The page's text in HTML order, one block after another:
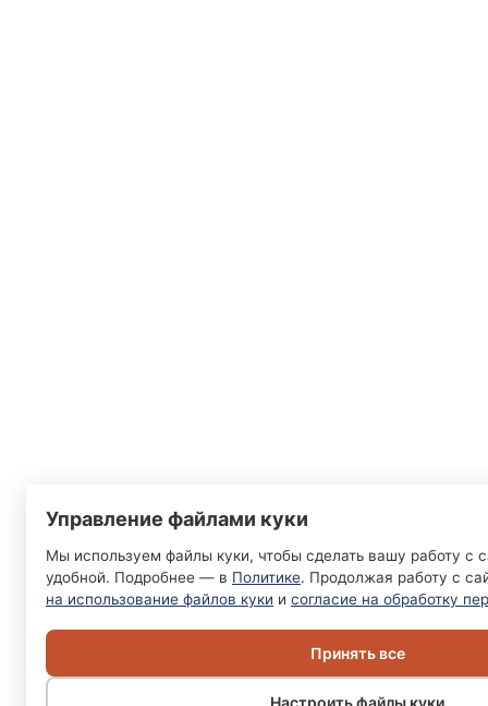
Управление файлами куки
Мы используем файлы куки, чтобы сделать вашу работу с
удобной. Подробнее — в Политике. Продолжая работу с
на использование файлов куки и согласие на обработку
Принять все
Настроить файлы куки